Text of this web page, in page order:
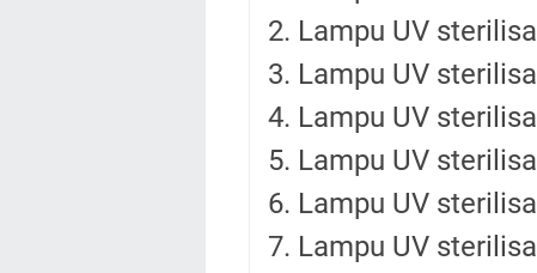
2. Lampu UV
3. Lampu UV
4. Lampu UV
5. Lampu UV
6. Lampu UV
7. Lampu UV